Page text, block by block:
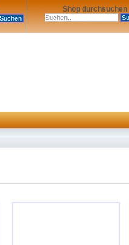
Shop durchsuchen